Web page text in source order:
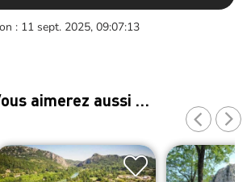
: 11 sept. 2025, 09:07:13
aimerez aussi …